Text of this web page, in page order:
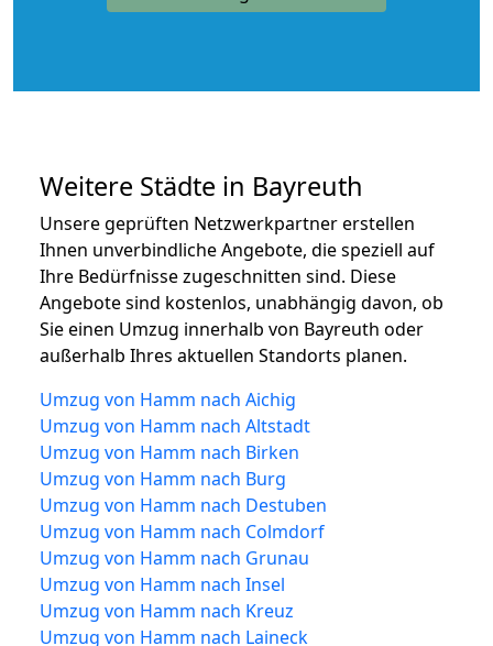
Weitere Städte in Bayreuth
Unsere geprüften Netzwerkpartner erstellen
Ihnen unverbindliche Angebote, die speziell auf
Ihre Bedürfnisse zugeschnitten sind. Diese
Angebote sind kostenlos, unabhängig davon, ob
Sie einen Umzug innerhalb von Bayreuth oder
außerhalb Ihres aktuellen Standorts planen.
Umzug von Hamm nach Aichig
Umzug von Hamm nach Altstadt
Umzug von Hamm nach Birken
Umzug von Hamm nach Burg
Umzug von Hamm nach Destuben
Umzug von Hamm nach Colmdorf
Umzug von Hamm nach Grunau
Umzug von Hamm nach Insel
Umzug von Hamm nach Kreuz
Umzug von Hamm nach Laineck